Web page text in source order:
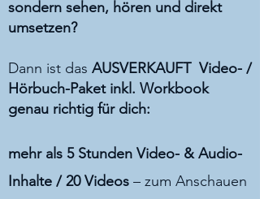
sondern sehen, hören und direkt
umsetzen?
Dann ist das AUSVERKAUFT Video- /
Hörbuch-Paket inkl. Workbook
genau richtig für dich:
mehr als 5 Stunden Video- & Audio-
Inhalte / 20 Videos – zum Anschauen